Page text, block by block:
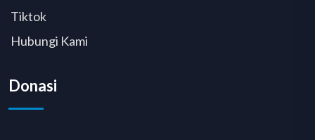
Tiktok
Hubungi Kami
Donasi